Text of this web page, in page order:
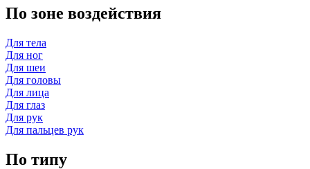
По зоне воздействия
Для тела
Для ног
Для шеи
Для головы
Для лица
Для глаз
Для рук
Для пальцев рук
По типу